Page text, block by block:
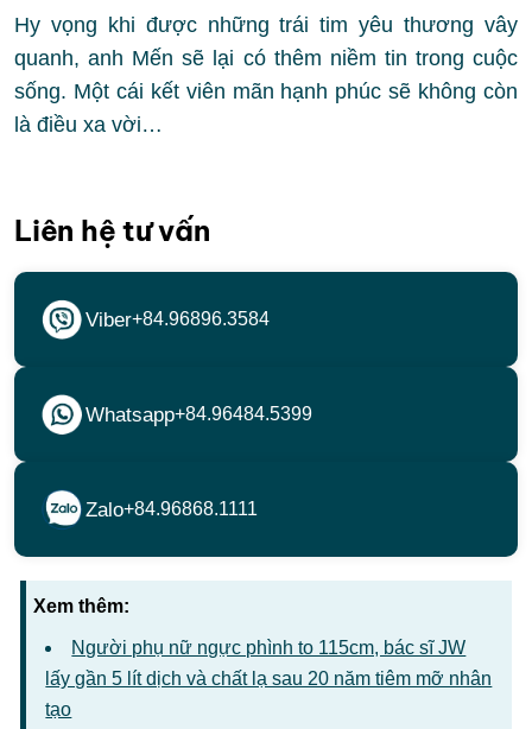
Hy vọng khi được những trái tim yêu thương vây
quanh, anh Mến sẽ lại có thêm niềm tin trong cuộc
sống. Một cái kết viên mãn hạnh phúc sẽ không còn
là điều xa vời…
Liên hệ tư vấn
Viber+84.96896.3584
Whatsapp+84.96484.5399
Zalo+84.96868.1111
Xem thêm:
Người phụ nữ ngực phình to 115cm, bác sĩ JW
lấy gần 5 lít dịch và chất lạ sau 20 năm tiêm mỡ nhân
tạo